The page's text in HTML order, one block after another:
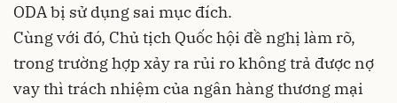
ODA bị sử dụng sai mục đích.
Cùng với đó, Chủ tịch Quốc hội đề nghị làm rõ,
trong trường hợp xảy ra rủi ro không trả được nợ
vay thì trách nhiệm của ngân hàng thương mại